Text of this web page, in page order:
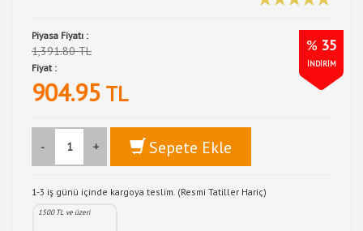
Piyasa Fiyatı :
1,391.80 TL % 35
İNDİRİM
Fiyat :
904.95 TL
- + Sepete Ekle
1-3 iş günü içinde kargoya teslim. (Resmi Tatiller Hariç)
1500 TL ve üzeri